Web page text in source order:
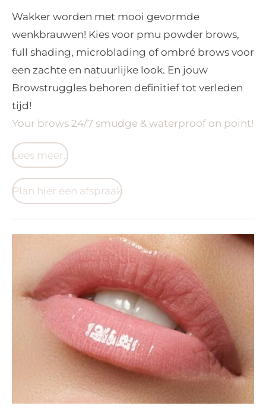
Wakker worden met mooi gevormde
wenkbrauwen! Kies voor pmu powder brows,
full shading, microblading of ombré brows voor
een zachte en natuurlijke look. En jouw
Browstruggles behoren definitief tot verleden
tijd!
Your brows 24/7 smudge & waterproof on point!
Lees meer..
Plan hier een afspraak